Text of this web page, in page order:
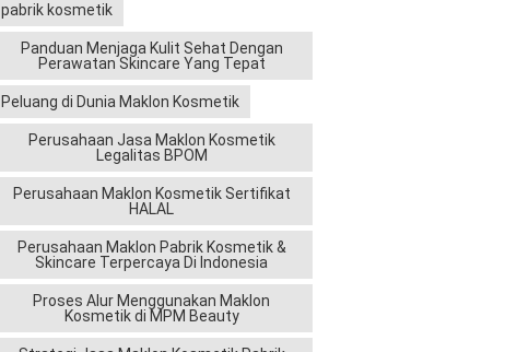
pabrik kosmetik
Panduan Menjaga Kulit Sehat Dengan
Perawatan Skincare Yang Tepat
Peluang di Dunia Maklon Kosmetik
Perusahaan Jasa Maklon Kosmetik
Legalitas BPOM
Perusahaan Maklon Kosmetik Sertifikat
HALAL
Perusahaan Maklon Pabrik Kosmetik &
Skincare Terpercaya Di Indonesia
Proses Alur Menggunakan Maklon
Kosmetik di MPM Beauty